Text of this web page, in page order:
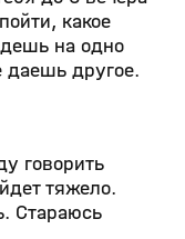
какое
на одно
даешь другое.
говорить
тяжело.
Стараюсь